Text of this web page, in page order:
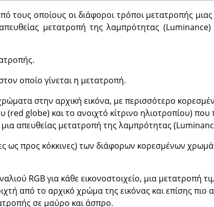
τους οποίους οι διάφοροι τρόποι μετατροπής
μετατροπή της λαμπρότητας
οποίο γίνεται η μετατροπή.
στην αρχική εικόνα, με περισσότερο
(red globe) και το ανοιχτό κίτρινο ηλιοτροπίου)
απευθείας μετατροπή της λαμπρότητας
ως προς κόκκινες) των διάφορων κορεσμένων
RGB για κάθε εικονοστοιχείο, μια μετατροπή
από το αρχικό χρώμα της εικόνας και επίσης πιο
σε μαύρο και άσπρο.